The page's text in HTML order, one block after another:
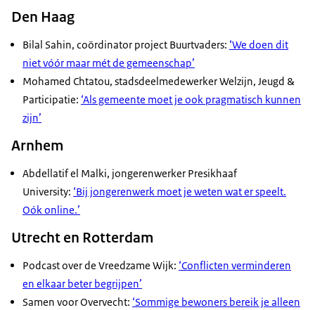
Den Haag
Bilal Sahin, coördinator project Buurtvaders: ‘We doen dit
niet vóór maar mét de gemeenschap’
Mohamed Chtatou, stadsdeelmedewerker Welzijn, Jeugd &
Participatie: ‘Als gemeente moet je ook pragmatisch kunnen
zijn’
Arnhem
Abdellatif el Malki, jongerenwerker Presikhaaf
University: ‘Bij jongerenwerk moet je weten wat er speelt.
Oók online.’
Utrecht en Rotterdam
Podcast over de Vreedzame Wijk: ‘Conflicten verminderen
en elkaar beter begrijpen’
Samen voor Overvecht: ‘Sommige bewoners bereik je alleen